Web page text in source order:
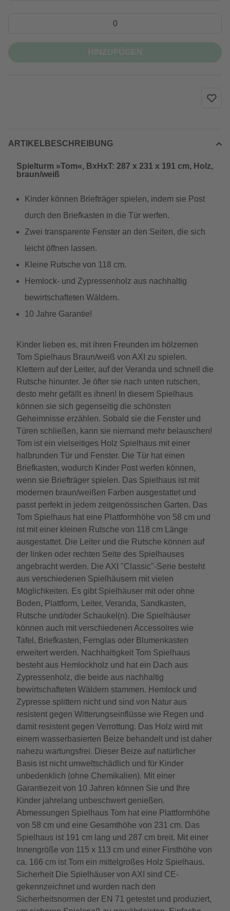
ARTIKELBESCHREIBUNG
Spielturm »Tom«, BxHxT: 287 x 231 x 191 cm, Holz,
braun/weiß
Kinder können Briefträger spielen, indem sie Post
durch den Briefkasten in die Tür werfen.
Zwei transparente Fenster an den Seiten, die sich
leicht öffnen lassen.
Kleine Rutsche von 118 cm.
Hemlock- und Zypressenholz aus nachhaltig
bewirtschafteten Wäldern.
10 Jahre Garantie!
Kinder lieben es, mit ihren Freunden im hölzernen
Tom Spielhaus Braun/weiß von AXI zu spielen.
Klettern auf der Leiter, auf der Veranda und schnell die
Rutsche hinunter. Je öfter sie nach unten rutschen,
desto mehr gefällt es ihnen! In diesem Spielhaus
können sie sich gegenseitig die schönsten
Geheimnisse erzählen. Sobald sie die Fenster und
Türen schließen, kann sie niemand mehr belauschen!
Tom ist ein vielseitiges Holz Spielhaus mit einer
halbrunden Tür und Fenster. Die Tür hat einen
Briefkasten, wodurch Kinder Post werfen können,
wenn sie Briefträger spielen. Das Spielhaus ist mit
modernen braun/weißen Farben ausgestattet und
passt perfekt in jedem zeitgenössischen Garten. Das
Tom Spielhaus hat eine Plattformhöhe von 58 cm und
ist mit einer kleinen Rutsche von 118 cm Länge
ausgestattet. Die Leiter und die Rutsche können auf
der linken oder rechten Seite des Spielhauses
angebracht werden. Die AXI "Classic"-Serie besteht
aus verschiedenen Spielhäusern mit vielen
Möglichkeiten. Es gibt Spielhäuser mit oder ohne
Boden, Plattform, Leiter, Veranda, Sandkasten,
Rutsche und/oder Schaukel(n). Die Spielhäuser
können auch mit verschiedenen Accessoires wie
Tafel, Briefkasten, Fernglas oder Blumenkasten
erweitert werden. Nachhaltigkeit Tom Spielhaus
besteht aus Hemlockholz und hat ein Dach aus
Zypressenholz, die beide aus nachhaltig
bewirtschafteten Wäldern stammen. Hemlock und
Zypresse splittern nicht und sind von Natur aus
resistent gegen Witterungseinflüsse wie Regen und
damit resistent gegen Verrottung. Das Holz wird mit
einem wasserbasierten Beize behandelt und ist daher
nahezu wartungsfrei. Dieser Beize auf natürlicher
Basis ist nicht umweltschädlich und für Kinder
unbedenklich (ohne Chemikalien). Mit einer
Garantiezeit von 10 Jahren können Sie und Ihre
Kinder jahrelang unbeschwert genießen.
Abmessungen Spielhaus Tom hat eine Plattformhöhe
von 58 cm und eine Gesamthöhe von 231 cm. Das
Spielhaus ist 191 cm lang und 287 cm breit. Mit einer
Innengröße von 115 x 113 cm und einer Firsthöhe von
ca. 166 cm ist Tom ein mittelgroßes Holz Spielhaus.
Sicherheit Die Spielhäuser von AXI sind CE-
gekennzeichnet und wurden nach den
Sicherheitsnormen der EN 71 getestet und produziert,